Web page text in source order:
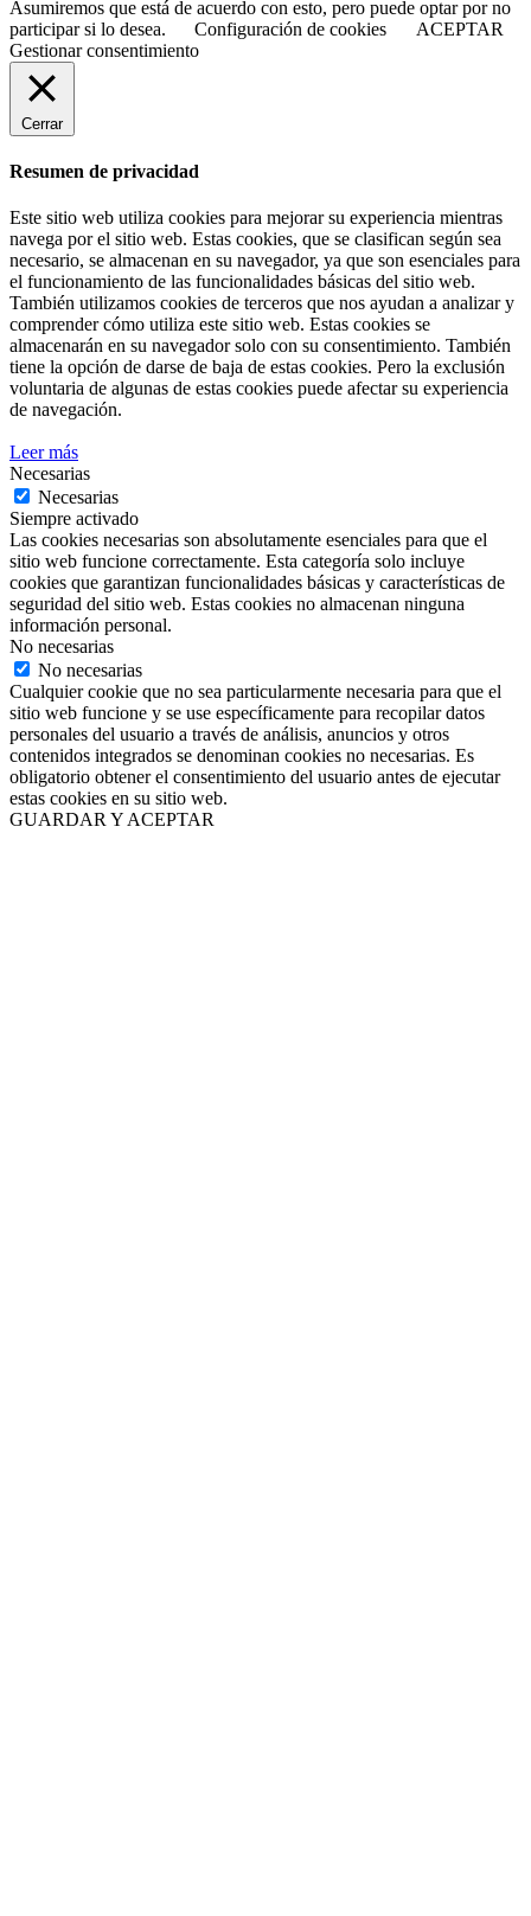
Asumiremos que está de acuerdo con esto, pero puede optar por no
participar si lo desea.
Configuración de cookies
ACEPTAR
Gestionar consentimiento
Cerrar
Resumen de privacidad
Este sitio web utiliza cookies para mejorar su experiencia mientras
navega por el sitio web. Estas cookies, que se clasifican según sea
necesario, se almacenan en su navegador, ya que son esenciales para
el funcionamiento de las funcionalidades básicas del sitio web.
También utilizamos cookies de terceros que nos ayudan a analizar y
comprender cómo utiliza este sitio web. Estas cookies se
almacenarán en su navegador solo con su consentimiento. También
tiene la opción de darse de baja de estas cookies. Pero la exclusión
voluntaria de algunas de estas cookies puede afectar su experiencia
de navegación.
Leer más
Necesarias
Necesarias
Siempre activado
Las cookies necesarias son absolutamente esenciales para que el
sitio web funcione correctamente. Esta categoría solo incluye
cookies que garantizan funcionalidades básicas y características de
seguridad del sitio web. Estas cookies no almacenan ninguna
información personal.
No necesarias
No necesarias
Cualquier cookie que no sea particularmente necesaria para que el
sitio web funcione y se use específicamente para recopilar datos
personales del usuario a través de análisis, anuncios y otros
contenidos integrados se denominan cookies no necesarias. Es
obligatorio obtener el consentimiento del usuario antes de ejecutar
estas cookies en su sitio web.
GUARDAR Y ACEPTAR